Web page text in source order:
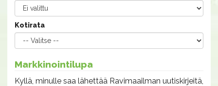
Kotirata
Markkinointilupa
Kyllä, minulle saa lähettää Ravimaailman uutiskirjeitä,